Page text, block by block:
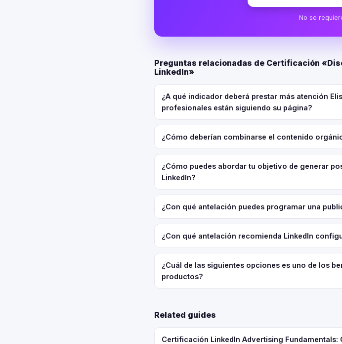
No se
Preguntas relacionadas de Certificación
LinkedIn»
¿A qué indicador deberá prestar más atención
profesionales están siguiendo su página?
¿Cómo deberían combinarse el contenido
¿Cómo puedes abordar tu objetivo de generar
LinkedIn?
¿Con qué antelación puedes programar una
¿Con qué antelación recomienda LinkedIn
¿Cuál de las siguientes opciones es uno de los
productos?
Related guides
Certificación LinkedIn Advertising Fundamentals: